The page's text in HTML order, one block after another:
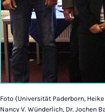
Foto (Universität Paderborn,
Nancy V. Wünderlich, Dr. Jochen